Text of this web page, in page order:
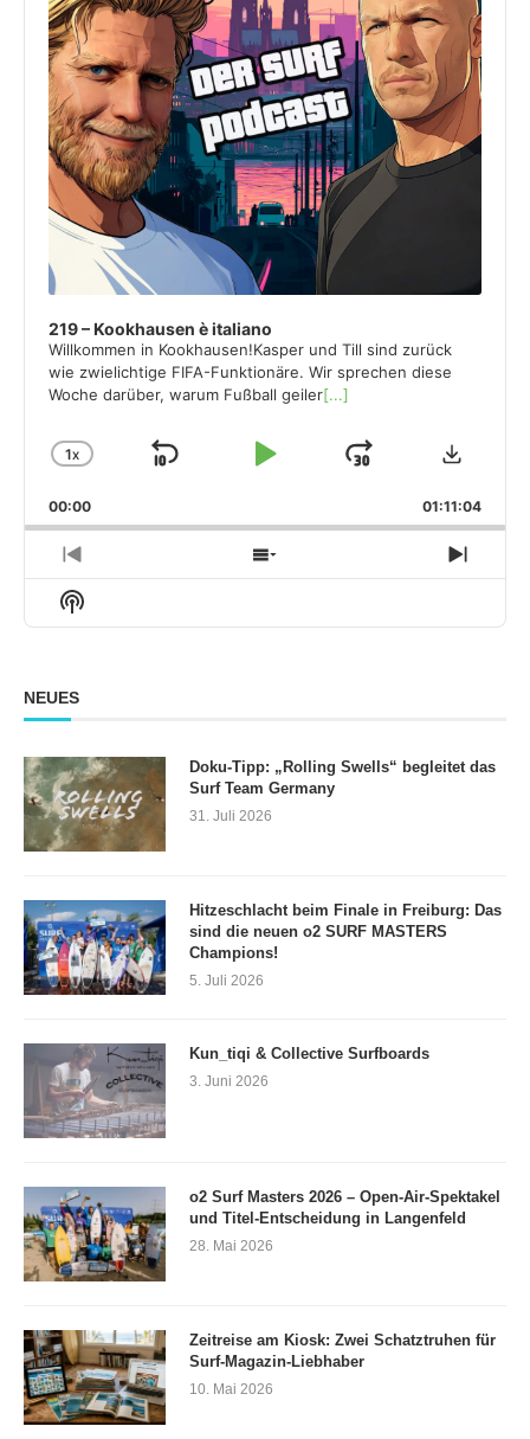
219 – Kookhausen è italiano
Willkommen in Kookhausen!Kasper und Till sind zurück
wie zwielichtige FIFA-Funktionäre. Wir sprechen diese
Woche darüber, warum Fußball geiler[...]
CHANGE
RATE
1X
SKIP
PLAY JUMP
FORWARD
00:00 01:11:04
PREVIOUS
EPISODE
SHOW
EPISODES
NEXT
Show
Podcast
NEUES
Doku-Tipp: „Rolling Swells“ begleitet das
Surf Team Germany
31. Juli 2026
Hitzeschlacht beim Finale in Freiburg: Das
sind die neuen o2 SURF MASTERS
Champions!
5. Juli 2026
Kun_tiqi & Collective Surfboards
3. Juni 2026
o2 Surf Masters 2026 – Open-Air-Spektakel
und Titel-Entscheidung in Langenfeld
28. Mai 2026
Zeitreise am Kiosk: Zwei Schatztruhen für
Surf-Magazin-Liebhaber
10. Mai 2026